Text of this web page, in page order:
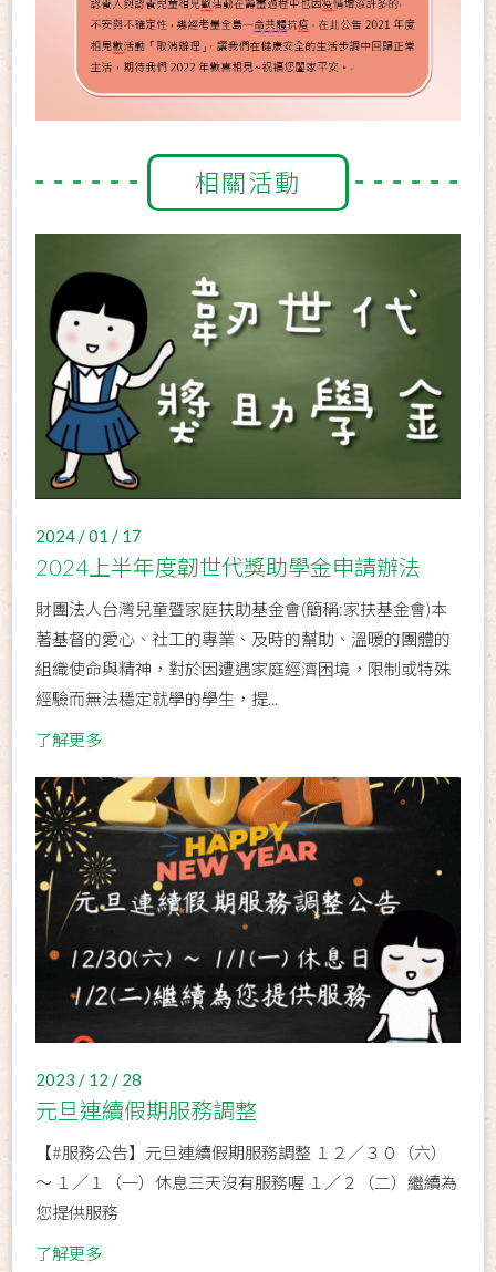
相關活動
2024 / 01 / 17
2024上半年度韌世代獎助學金申請辦法
財團法人台灣兒童暨家庭扶助基金會(簡稱:家扶基金會)本
著基督的愛心、社工的專業、及時的幫助、溫暖的團體的
組織使命與精神，對於因遭遇家庭經濟困境，限制或特殊
經驗而無法穩定就學的學生，提...
了解更多
2023 / 12 / 28
元旦連續假期服務調整
【#服務公告】元旦連續假期服務調整 １２／３０（六）
～ １／１（一）休息三天沒有服務喔 １／２（二）繼續為
您提供服務
了解更多